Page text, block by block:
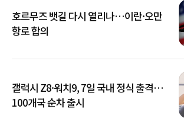
호르무즈 뱃길 다시 열리나…이란·오만
항로 합의
갤럭시 Z8·워치9, 7일 국내 정식 출격…
100개국 순차 출시